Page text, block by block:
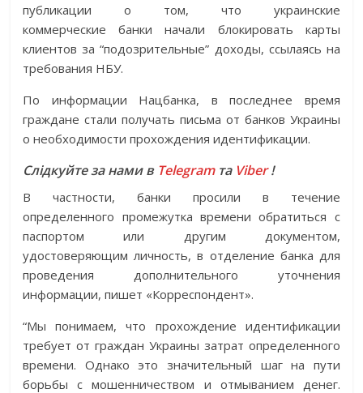
публикации о том, что украинские
коммерческие банки начали блокировать карты
клиентов за “подозрительные” доходы, ссылаясь на
требования НБУ.
По информации Нацбанка, в последнее время
граждане стали получать письма от банков Украины
о необходимости прохождения идентификации.
Слідкуйте за нами в Telegramта Viber!
В частности, банки просили в течение
определенного промежутка времени обратиться с
паспортом или другим документом,
удостоверяющим личность, в отделение банка для
проведения дополнительного уточнения
информации, пишет «Корреспондент».
“Мы понимаем, что прохождение идентификации
требует от граждан Украины затрат определенного
времени. Однако это значительный шаг на пути
борьбы с мошенничеством и отмыванием денег.